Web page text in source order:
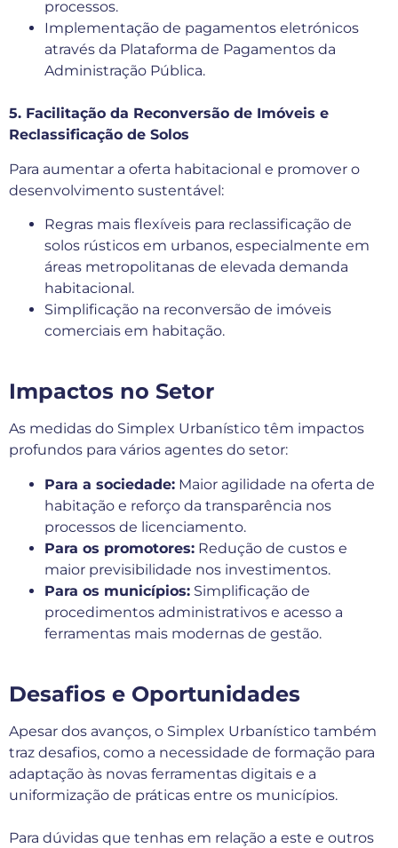
processos.
Implementação de pagamentos eletrónicos
através da Plataforma de Pagamentos da
Administração Pública.
5. Facilitação da Reconversão de Imóveis e
Reclassificação de Solos
Para aumentar a oferta habitacional e promover o
desenvolvimento sustentável:
Regras mais flexíveis para reclassificação de
solos rústicos em urbanos, especialmente em
áreas metropolitanas de elevada demanda
habitacional.
Simplificação na reconversão de imóveis
comerciais em habitação.
Impactos no Setor
As medidas do Simplex Urbanístico têm impactos
profundos para vários agentes do setor:
Para a sociedade: Maior agilidade na oferta de
habitação e reforço da transparência nos
processos de licenciamento.
Para os promotores: Redução de custos e
maior previsibilidade nos investimentos.
Para os municípios: Simplificação de
procedimentos administrativos e acesso a
ferramentas mais modernas de gestão.
Desafios e Oportunidades
Apesar dos avanços, o Simplex Urbanístico também
traz desafios, como a necessidade de formação para
adaptação às novas ferramentas digitais e a
uniformização de práticas entre os municípios.
Para dúvidas que tenhas em relação a este e outros